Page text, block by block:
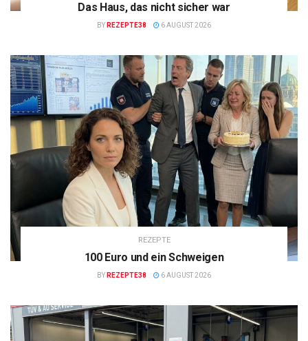
Das Haus, das nicht sicher war
BY REZEPTE38 6 AUGUST 2026
REZEPTE
100 Euro und ein Schweigen
BY REZEPTE38 6 AUGUST 2026